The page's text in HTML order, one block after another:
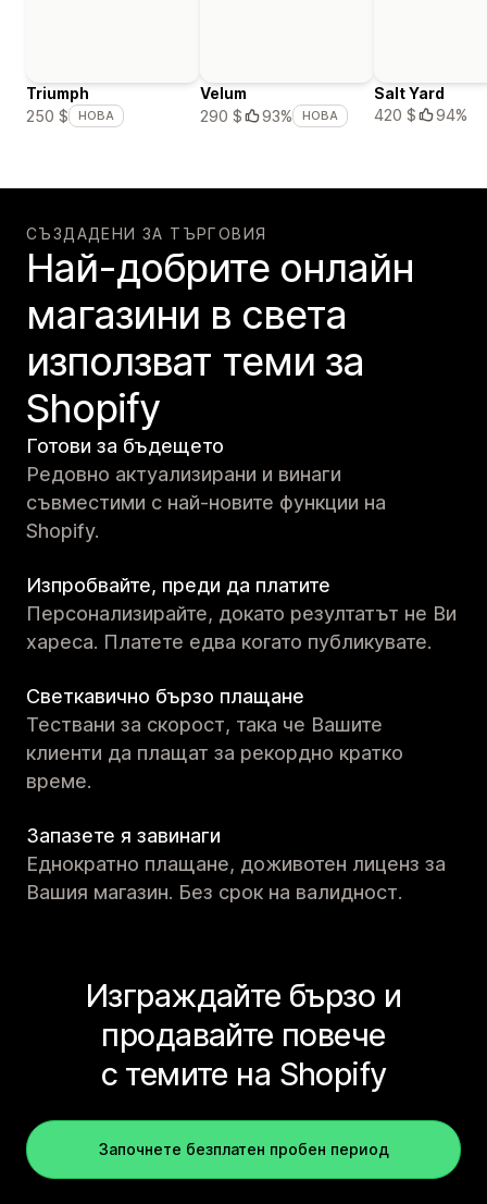
Triumph
250 $
НОВА
Velum
290 $
93% НОВА
Salt Yard
420 $
94%
СЪЗДАДЕНИ ЗА ТЪРГОВИЯ
Най-добрите онлайн
магазини в света
използват теми за
Shopify
Готови за бъдещето
Редовно актуализирани и винаги
съвместими с най-новите функции на
Shopify.
Изпробвайте, преди да платите
Персонализирайте, докато резултатът не Ви
хареса. Платете едва когато публикувате.
Светкавично бързо плащане
Тествани за скорост, така че Вашите
клиенти да плащат за рекордно кратко
време.
Запазете я завинаги
Еднократно плащане, доживотен лиценз за
Вашия магазин. Без срок на валидност.
Изграждайте бързо и
продавайте повече
с темите на Shopify
Започнете безплатен пробен период